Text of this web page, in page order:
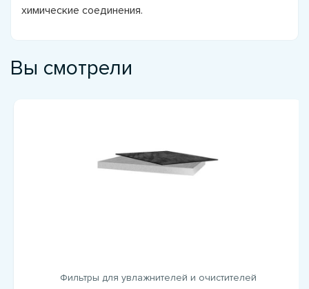
химические соединения.
Вы смотрели
Фильтры для увлажнителей и очистителей